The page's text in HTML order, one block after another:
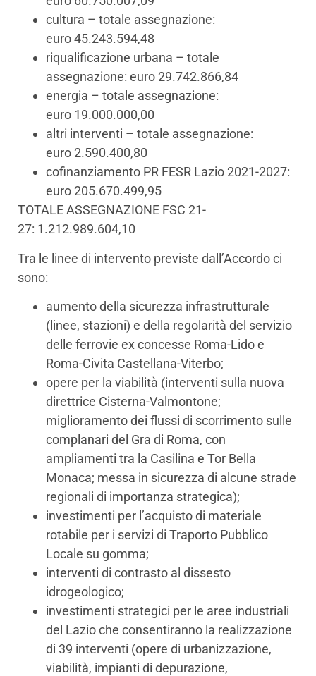
cultura – totale assegnazione:
euro 45.243.594,48
riqualificazione urbana – totale
assegnazione: euro 29.742.866,84
energia – totale assegnazione:
euro 19.000.000,00
altri interventi – totale assegnazione:
euro 2.590.400,80
cofinanziamento PR FESR Lazio 2021-2027:
euro 205.670.499,95
TOTALE ASSEGNAZIONE FSC 21-
27: 1.212.989.604,10
Tra le linee di intervento previste dall’Accordo ci
sono:
aumento della sicurezza infrastrutturale
(linee, stazioni) e della regolarità del servizio
delle ferrovie ex concesse Roma-Lido e
Roma-Civita Castellana-Viterbo;
opere per la viabilità (interventi sulla nuova
direttrice Cisterna-Valmontone;
miglioramento dei flussi di scorrimento sulle
complanari del Gra di Roma, con
ampliamenti tra la Casilina e Tor Bella
Monaca; messa in sicurezza di alcune strade
regionali di importanza strategica);
investimenti per l’acquisto di materiale
rotabile per i servizi di Traporto Pubblico
Locale su gomma;
interventi di contrasto al dissesto
idrogeologico;
investimenti strategici per le aree industriali
del Lazio che consentiranno la realizzazione
di 39 interventi (opere di urbanizzazione,
viabilità, impianti di depurazione,